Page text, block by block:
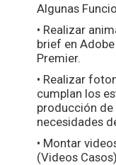
Algunas
• Realizar
brief en
Premier.
• Realizar
cumplan los
producción de
necesidades
• Montar
(Videos Casos)